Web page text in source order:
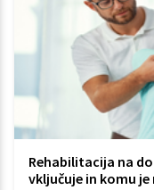
Rehabilitacija na
vključuje in komu je